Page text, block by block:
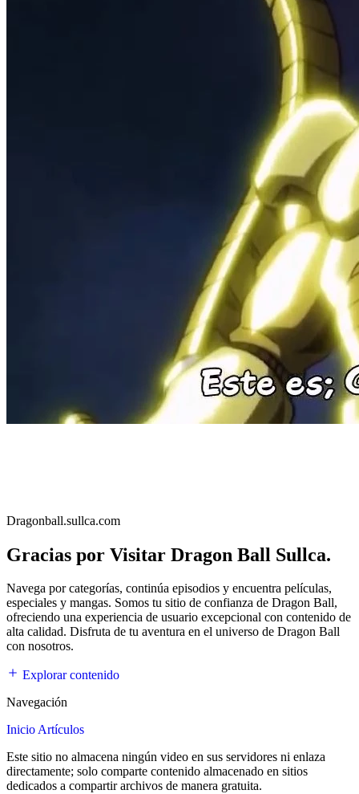
Dragonball.sullca.com
Gracias por Visitar Dragon Ball Sullca.
Navega por categorías, continúa episodios y encuentra películas,
especiales y mangas. Somos tu sitio de confianza de Dragon Ball,
ofreciendo una experiencia de usuario excepcional con contenido de
alta calidad. Disfruta de tu aventura en el universo de Dragon Ball
con nosotros.
Explorar contenido
Navegación
InicioArtículos
Este sitio no almacena ningún video en sus servidores ni enlaza
directamente; solo comparte contenido almacenado en sitios
dedicados a compartir archivos de manera gratuita.